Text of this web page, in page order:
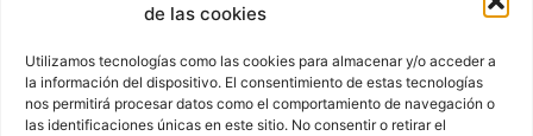
de las cookies
Utilizamos tecnologías como las cookies para almacenar y/o acceder a
la información del dispositivo. El consentimiento de estas tecnologías
nos permitirá procesar datos como el comportamiento de navegación o
las identificaciones únicas en este sitio. No consentir o retirar el
TEMPORADA 2003-04